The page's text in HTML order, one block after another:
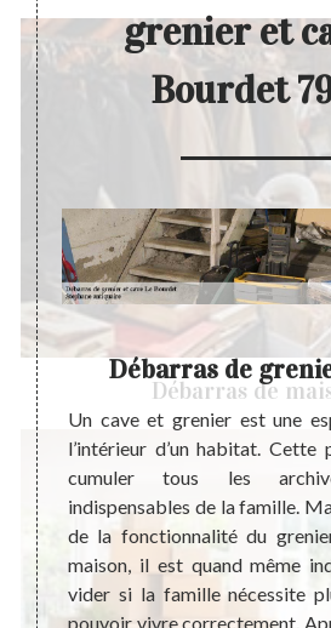
Débarras de
grenier et
Bourdet
la
de
le
sur
Débarras de
Un cave et grenier est une
l’intérieur d’un habitat.
cumuler tous les
indispensables de la famille.
de la fonctionnalité du
maison, il est quand même
vider si la famille nécessite
pouvoir vivre correctement.